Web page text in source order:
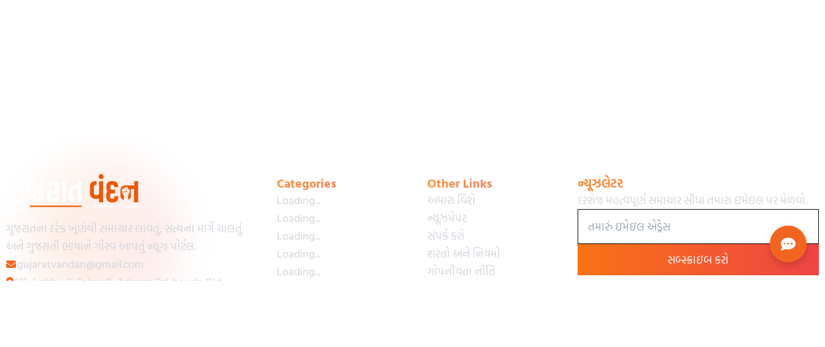
ગુજરાતના દરેક ખૂણેથી સમાચાર લાવતું, સત્યના માર્ગે ચાલતું
અને ગુજરાતી ભાષાને ગૌરવ આપતું ન્યૂઝ પોર્ટલ.
gujaratvandan@gmail.com
615, Lobby-2, Sakar-9, Ashram Rd, beside Old
Categories
Loading...
Loading...
Loading...
Loading...
Loading...
Other Links
અમારા વિશે
ન્યૂઝપેપર
સંપર્ક કરો
શરતો અને નિયમો
ગોપનીયતા નીતિ
ન્યૂઝલેટર
દરરોજ મહત્વપૂર્ણ સમાચાર સીધા તમારા ઇમેઇલ પર મેળવો.
સબ્સ્ક્રાઇબ કરો